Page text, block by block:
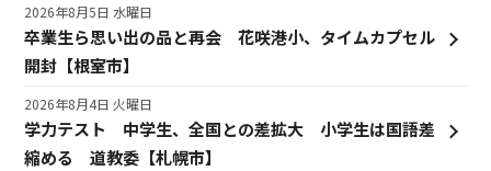
卒業生ら思い出の品と再会 花咲港小、タイムカプセル
開封【根室市】
2026年8月5日 水曜日
学力テスト 中学生、全国との差拡大 小学生は国語差
縮める 道教委【札幌市】
2026年8月4日 火曜日